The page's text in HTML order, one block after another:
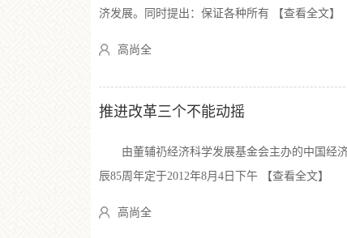
济发展。同时提出：保证各种所有 【查看全文】
高尚全
推进改革三个不能动摇
由董辅礽经济科学发展基金会主办的中国经
辰85周年定于2012年8月4日下午 【查看全文】
高尚全